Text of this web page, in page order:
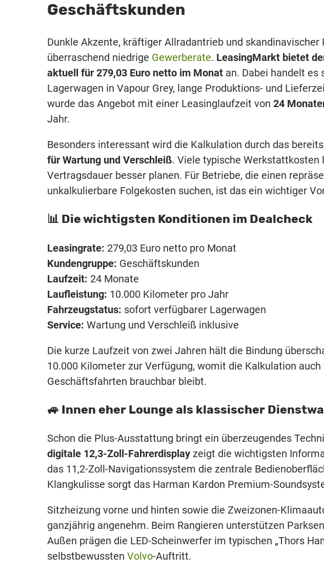
Geschäftskunden
Dunkle Akzente, kräftiger Allradantrieb und
überraschend niedrige Gewerberate. LeasingMarkt bietet
aktuell für 279,03 Euro netto im Monat an. Dabei handelt
Lagerwagen in Vapour Grey, lange Produktions- und
wurde das Angebot mit einer Leasinglaufzeit von 24
Jahr.
Besonders interessant wird die Kalkulation durch das
für Wartung und Verschleiß. Viele typische Werkstattkosten
Vertragsdauer besser planen. Für Betriebe, die einen
unkalkulierbare Folgekosten suchen, ist das ein wichtiger
📊 Die wichtigsten Konditionen im Dealcheck
Leasingrate: 279,03 Euro netto pro Monat
Kundengruppe: Geschäftskunden
Laufzeit: 24 Monate
Laufleistung: 10.000 Kilometer pro Jahr
Fahrzeugstatus: sofort verfügbarer Lagerwagen
Service: Wartung und Verschleiß inklusive
Die kurze Laufzeit von zwei Jahren hält die Bindung
10.000 Kilometer zur Verfügung, womit die Kalkulation
Geschäftsfahrten brauchbar bleibt.
🚙 Innen eher Lounge als klassischer
Schon die Plus-Ausstattung bringt ein überzeugendes
digitale 12,3-Zoll-Fahrerdisplay zeigt die wichtigsten
das 11,2-Zoll-Navigationssystem die zentrale
Klangkulisse sorgt das Harman Kardon Premium-
Sitzheizung vorne und hinten sowie die Zweizonen-
ganzjährig angenehm. Beim Rangieren unterstützen
Außen prägen die LED-Scheinwerfer im typischen „Thors
selbstbewussten Volvo-Auftritt.